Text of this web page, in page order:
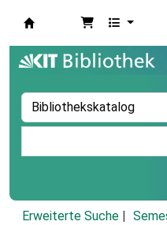
Erweiterte Suche